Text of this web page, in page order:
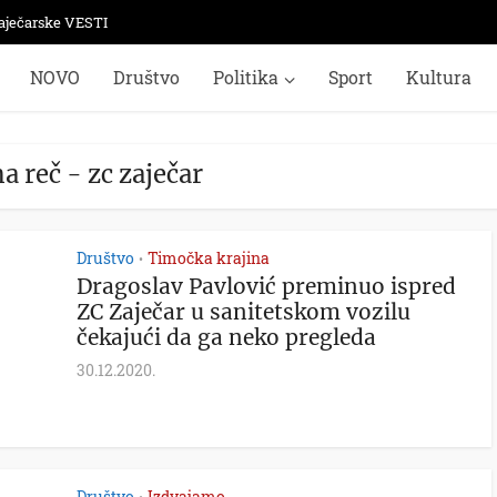
VESTI
NOVO Društvo Politika Sport Kultura
reč - zc zaječar
Društvo • Timočka krajina
Dragoslav Pavlović preminuo ispred
ZC Zaječar u sanitetskom vozilu
čekajući da ga neko pregleda
30.12.2020.